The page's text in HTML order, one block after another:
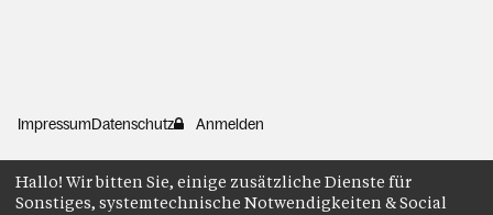
ImpressumDatenschutz Anmelden
Hallo! Wir bitten Sie, einige zusätzliche Dienste für
Sonstiges, systemtechnische Notwendigkeiten & Social